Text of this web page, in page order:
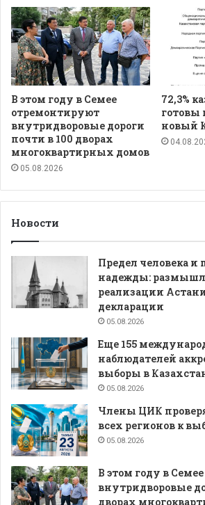
В этом году в Семее
отремонтируют
внутридворовые дороги
почти в 100 дворах
многоквартирных домов
05.08.2026
72,3%
готовы
новый
Новости
Предел человека и
надежды:
реализации
декларации
05.08.2026
Еще 155
наблюдателей
выборы в
05.08.2026
Члены ЦИК
всех регионов к
05.08.2026
В этом году в
внутридворовые
дворах